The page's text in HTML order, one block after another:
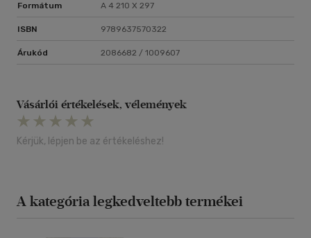
Formátum A 4 210 X 297
ISBN 9789637570322
Árukód 2086682 / 1009607
Vásárlói értékelések, vélemények
Kérjük, lépjen be az értékeléshez!
A kategória legkedveltebb termékei